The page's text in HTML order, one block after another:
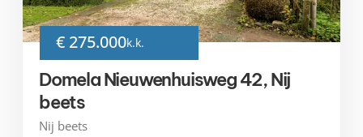
€ 275.000k.k.
Domela Nieuwenhuisweg 42, Nij
beets
Nij beets